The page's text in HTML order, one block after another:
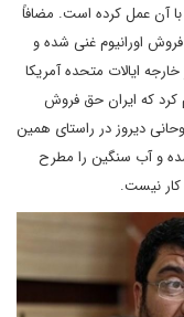
آن عمل کرده است. مضافاً
اورانیوم غنی شده و
ایالات متحده آمریکا
کرد که ایران حق فروش
دیروز در راستای همین
و آب سنگین را مطرح
کار نیست.